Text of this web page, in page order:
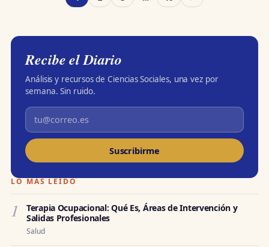
Recibe el Diario
Análisis y recursos de Ciencias Sociales, una vez por
semana. Sin ruido.
Suscribirme
LO MÁS LEÍDO
1
Terapia Ocupacional: Qué Es, Áreas de Intervención y
Salidas Profesionales
Salud